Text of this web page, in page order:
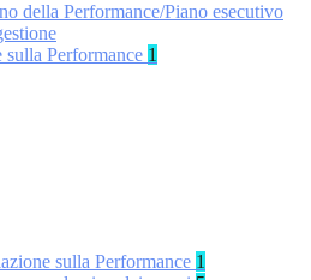
della Performance/Piano esecutivo
sulla Performance 1
sulla Performance 1